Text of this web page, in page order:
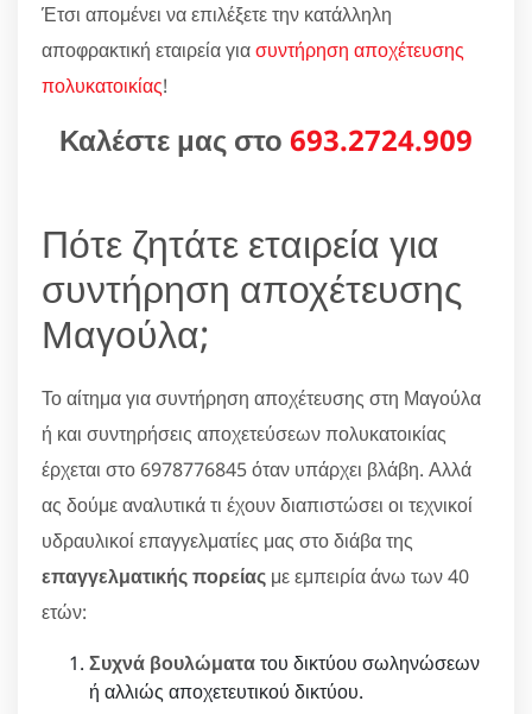
Έτσι απομένει να επιλέξετε την κατάλληλη
αποφρακτική εταιρεία γιασυντήρηση αποχέτευσης
πολυκατοικίας!
Καλέστε μας στο 693.2724.909
Πότε ζητάτε εταιρεία για
συντήρηση αποχέτευσης
Μαγούλα;
Το αίτημα για συντήρηση αποχέτευσης στη Μαγούλα
ή και συντηρήσεις αποχετεύσεων πολυκατοικίας
έρχεται στο 6978776845 όταν υπάρχει βλάβη. Αλλά
ας δούμε αναλυτικά τι έχουν διαπιστώσει οι τεχνικοί
υδραυλικοί επαγγελματίες μας στο διάβα της
επαγγελματικής πορείας με εμπειρία άνω των 40
ετών:
Συχνά βουλώματατου δικτύου σωληνώσεων
ή αλλιώς αποχετευτικού δικτύου.